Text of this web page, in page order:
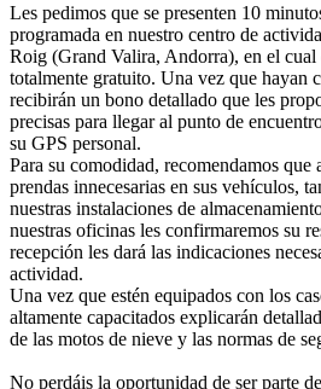
Les pedimos que se presenten 10
programada en nuestro centro de
Roig (Grand Valira, Andorra), en el
totalmente gratuito. Una vez que hayan
recibirán un bono detallado que les
precisas para llegar al punto de
su GPS personal.
Para su comodidad, recomendamos que
prendas innecesarias en sus vehículos,
nuestras instalaciones de
nuestras oficinas les confirmaremos su
recepción les dará las indicaciones
actividad.
Una vez que estén equipados con los
altamente capacitados explicarán
de las motos de nieve y las normas de
No perdáis la oportunidad de ser parte